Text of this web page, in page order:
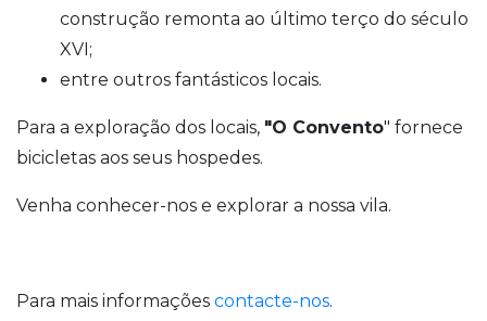
construção remonta ao último terço do século
XVI;
entre outros fantásticos locais.
Para a exploração dos locais, "O Convento" fornece
bicicletas aos seus hospedes.
Venha conhecer-nos e explorar a nossa vila.
Para mais informações contacte-nos.